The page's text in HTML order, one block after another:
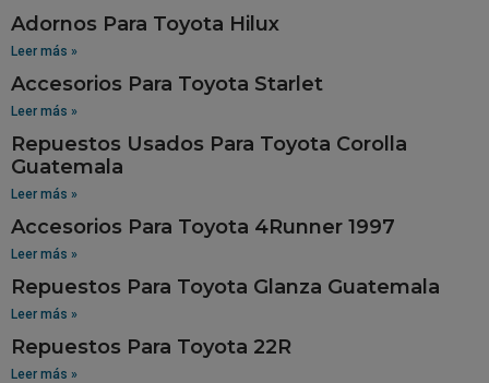
Adornos Para Toyota Hilux
Leer más »
Accesorios Para Toyota Starlet
Leer más »
Repuestos Usados Para Toyota Corolla
Guatemala
Leer más »
Accesorios Para Toyota 4Runner 1997
Leer más »
Repuestos Para Toyota Glanza Guatemala
Leer más »
Repuestos Para Toyota 22R
Leer más »